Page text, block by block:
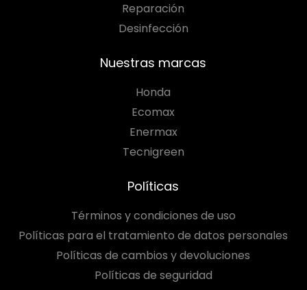
Reparación
Desinfección
Nuestras marcas
Honda
Ecomax
Enermax
Tecnigreen
Políticas
Términos y condiciones de uso
Políticas para el tratamiento de datos personales
Políticas de cambios y devoluciones
Políticas de seguridad